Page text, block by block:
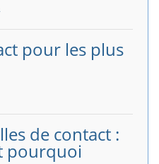
pour les plus
de contact :
pourquoi